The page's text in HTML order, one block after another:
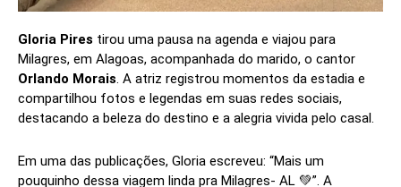
Gloria Pires tirou uma pausa na agenda e viajou para
Milagres, em Alagoas, acompanhada do marido, o cantor
Orlando Morais. A atriz registrou momentos da estadia e
compartilhou fotos e legendas em suas redes sociais,
destacando a beleza do destino e a alegria vivida pelo casal.
Em uma das publicações, Gloria escreveu: “Mais um
pouquinho dessa viagem linda pra Milagres- AL 💚”. A